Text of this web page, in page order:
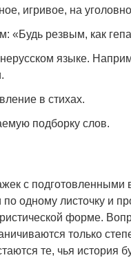
игривое, на
«Будь резвым, как
языке.
в стихах.
подборку слов.
с подготовленными
одному листочку и
форме.
только
те, чья история